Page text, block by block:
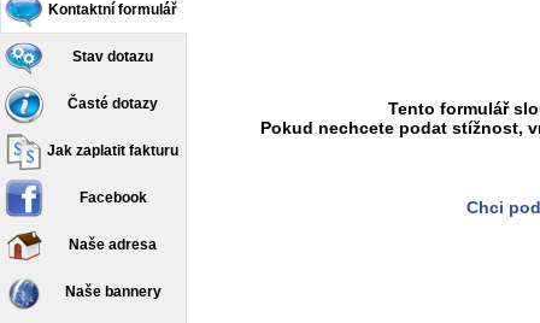
Kontaktní formulář
Stav dotazu
Časté dotazy
Jak zaplatit fakturu
Facebook
Naše adresa
Naše bannery
Tento formulář
Pokud nechcete podat stížnost,
Chci